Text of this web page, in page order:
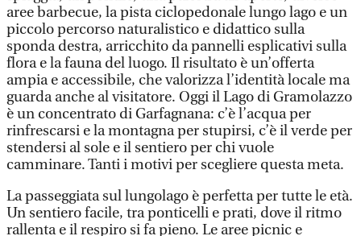
aree barbecue, la pista ciclopedonale lungo lago e un
piccolo percorso naturalistico e didattico sulla
sponda destra, arricchito da pannelli esplicativi sulla
flora e la fauna del luogo. Il risultato è un’offerta
ampia e accessibile, che valorizza l’identità locale ma
guarda anche al visitatore. Oggi il Lago di Gramolazzo
è un concentrato di Garfagnana: c’è l’acqua per
rinfrescarsi e la montagna per stupirsi, c’è il verde per
stendersi al sole e il sentiero per chi vuole
camminare. Tanti i motivi per scegliere questa meta.
La passeggiata sul lungolago è perfetta per tutte le età.
Un sentiero facile, tra ponticelli e prati, dove il ritmo
rallenta e il respiro si fa pieno. Le aree picnic e